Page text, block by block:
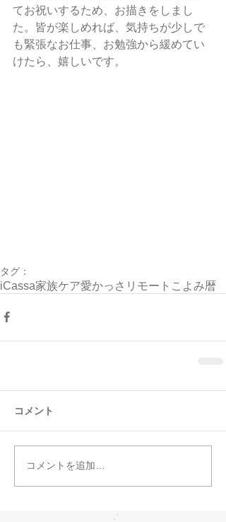
てお祝いするため、お描きをしまし
た。皆が楽しめれば、気持ちが少しで
も緊張なお仕事、お勉強から緩めてい
けたら、嬉しいです。
タグ：
iCassa家族ケア愛かっさ リモート こよみ暦
コメント
コメントを追加…